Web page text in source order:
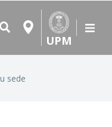
UPM
sede